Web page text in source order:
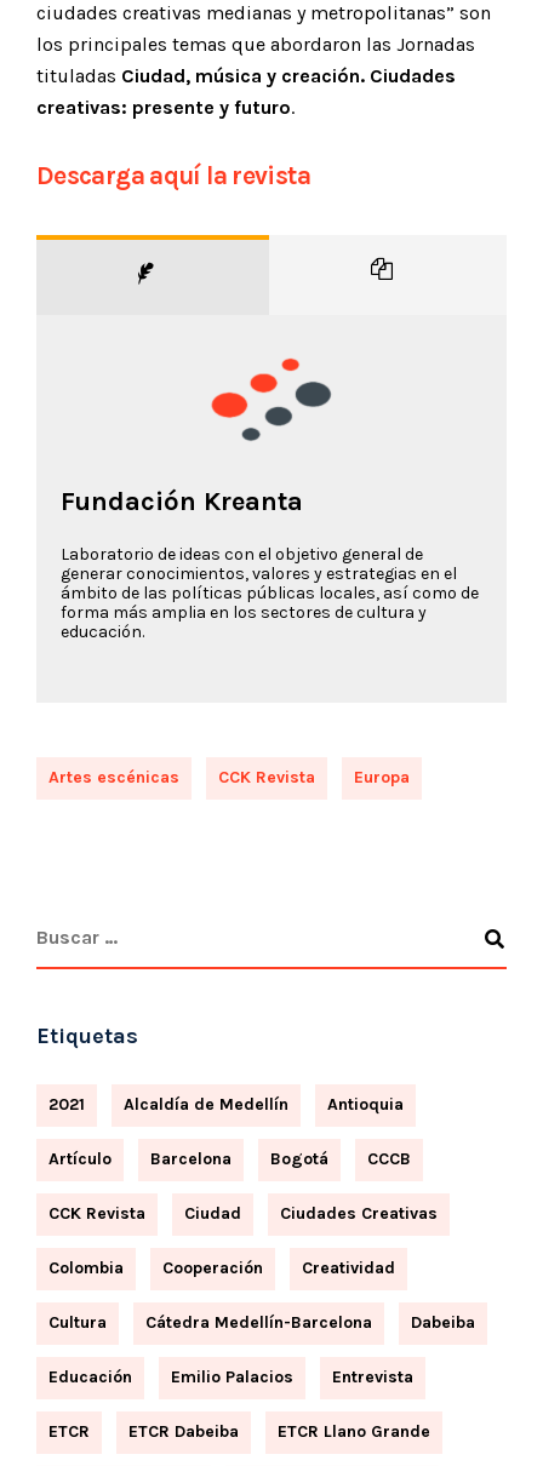
ciudades creativas medianas y metropolitanas” son
los principales temas que abordaron las Jornadas
tituladas Ciudad, música y creación. Ciudades
creativas: presente y futuro.
Descarga aquí la revista
Fundación Kreanta
Laboratorio de ideas con el objetivo general de
generar conocimientos, valores y estrategias en el
ámbito de las políticas públicas locales, así como de
forma más amplia en los sectores de cultura y
educación.
Artes escénicas CCK Revista Europa
Etiquetas
2021 Alcaldía de Medellín Antioquia
Artículo Barcelona Bogotá CCCB
CCK Revista Ciudad Ciudades Creativas
Colombia Cooperación Creatividad
Cultura Cátedra Medellín-Barcelona Dabeiba
Educación Emilio Palacios Entrevista
ETCR ETCR Dabeiba ETCR Llano Grande